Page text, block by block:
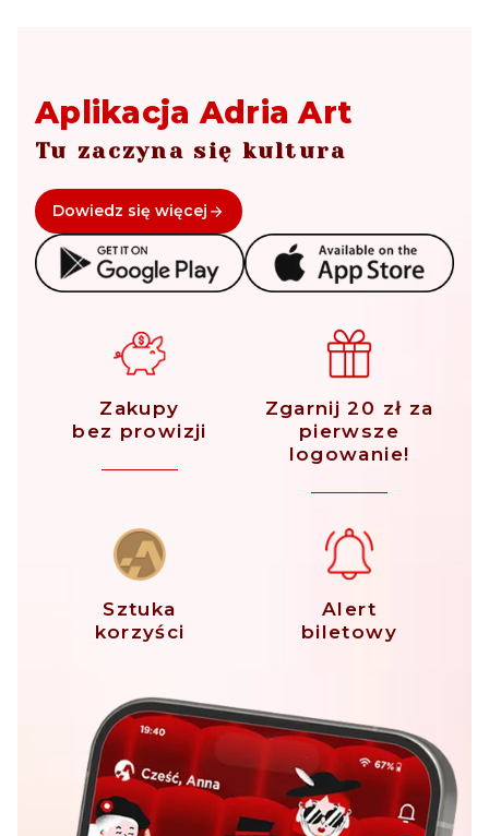
Aplikacja Adria Art
Tu zaczyna się kultura
Dowiedz się więcej
Zakupy
bez prowizji
Zgarnij 20 zł za
pierwsze
logowanie!
Sztuka
korzyści
Alert
biletowy